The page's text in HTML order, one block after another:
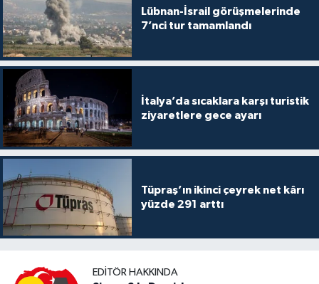
Lübnan-İsrail görüşmelerinde
7’nci tur tamamlandı
İtalya’da sıcaklara karşı turistik
ziyaretlere gece ayarı
Tüpraş’ın ikinci çeyrek net kârı
yüzde 291 arttı
EDITÖR HAKKINDA